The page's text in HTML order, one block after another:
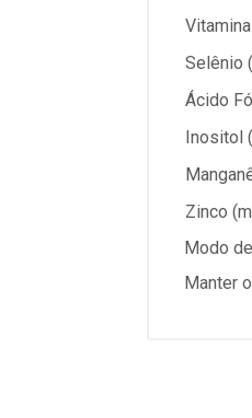
Selênio
Ácido
Inositol
Zinco
Modo
Manter